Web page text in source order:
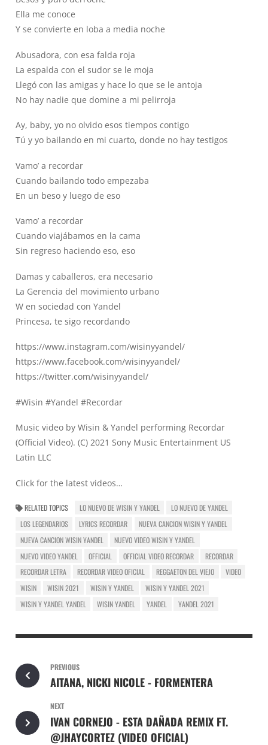
Ella me conoce
Y se convierte en loba a media noche
Abusadora, con esa falda roja
La espalda con el sudor se le moja
Llegó con las amigas y hace lo que se le antoja
No hay nadie que domine a mi pelirroja
Ay, baby, yo no olvido esos tiempos contigo
Tú y yo bailando en mi cuarto, donde no hay testigos
Vamo’ a recordar
Cuando bailando todo empezaba
En un beso y luego de eso
Vamo’ a recordar
Cuando viajábamos en la cama
Sin regreso haciendo eso, eso
Damas y caballeros, era necesario
La Gerencia del movimiento urbano
W en sociedad con Yandel
Princesa, te sigo recordando
https://www.instagram.com/wisinyyandel/
https://www.facebook.com/wisinyyandel/
https://twitter.com/wisinyyandel/
#Wisin #Yandel #Recordar
Music video by Wisin & Yandel performing Recordar
(Official Video). (C) 2021 Sony Music Entertainment US
Latin LLC
Click for the latest videos…
RELATED TOPICS LO NUEVO DE WISIN Y YANDEL
LO NUEVO DE YANDEL
LOS LEGENDARIOS
LYRICS RECORDAR
NUEVA CANCION WISIN Y YANDEL
NUEVA CANCION WISIN YANDEL
NUEVO VIDEO WISIN Y YANDEL
NUEVO VIDEO YANDEL
OFFICIAL OFFICIAL VIDEO RECORDAR
RECORDAR
RECORDAR LETRA
RECORDAR VIDEO OFICIAL REGGAETON DEL VIEJO
VIDEO
WISIN
WISIN 2021 WISIN Y YANDEL
WISIN Y YANDEL 2021
WISIN Y YANDEL YANDEL
WISIN YANDEL YANDEL YANDEL 2021
PREVIOUS
AITANA, NICKI NICOLE - FORMENTERA
NEXT
IVAN CORNEJO - ESTA DAÑADA REMIX FT.
@JHAYCORTEZ (VIDEO OFICIAL)